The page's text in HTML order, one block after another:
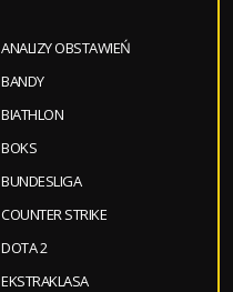
ANALIZY OBSTAWIEŃ
BANDY
BIATHLON
BOKS
BUNDESLIGA
COUNTER STRIKE
DOTA 2
EKSTRAKLASA